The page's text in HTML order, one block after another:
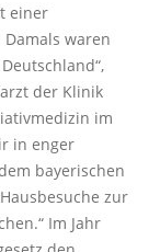
einer
waren
der Klinik
im
in enger
bayerischen
zur
Im Jahr